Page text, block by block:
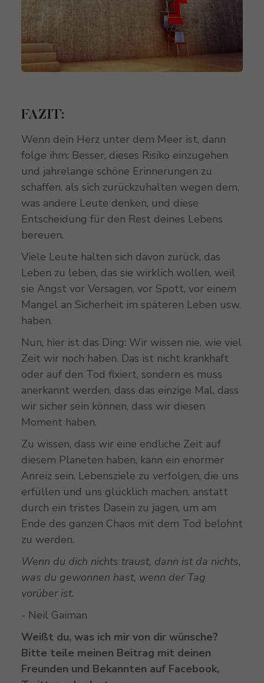
FAZIT:
Wenn dein Herz unter dem Meer ist, dann
folge ihm: Besser, dieses Risiko einzugehen
und jahrelange schöne Erinnerungen zu
schaffen, als sich zurückzuhalten wegen dem,
was andere Leute denken, und diese
Entscheidung für den Rest deines Lebens
bereuen.
Viele Leute halten sich davon zurück, das
Leben zu leben, das sie wirklich wollen, weil
sie Angst vor Versagen, vor Spott, vor einem
Mangel an Sicherheit im späteren Leben usw.
haben.
Nun, hier ist das Ding: Wir wissen nie, wie viel
Zeit wir noch haben. Das ist nicht krankhaft
oder auf den Tod fixiert, sondern es muss
anerkannt werden, dass das einzige Mal, dass
wir sicher sein können, dass wir diesen
Moment haben.
Zu wissen, dass wir eine endliche Zeit auf
diesem Planeten haben, kann ein enormer
Anreiz sein, Lebensziele zu verfolgen, die uns
erfüllen und uns glücklich machen, anstatt
durch ein tristes Dasein zu jagen, um am
Ende des ganzen Chaos mit dem Tod belohnt
zu werden.
Wenn du dich nichts traust, dann ist da nichts,
was du gewonnen hast, wenn der Tag
vorüber ist.
- Neil Gaiman
Weißt du, was ich mir von dir wünsche?
Bitte teile meinen Beitrag mit deinen
Freunden und Bekannten auf Facebook,